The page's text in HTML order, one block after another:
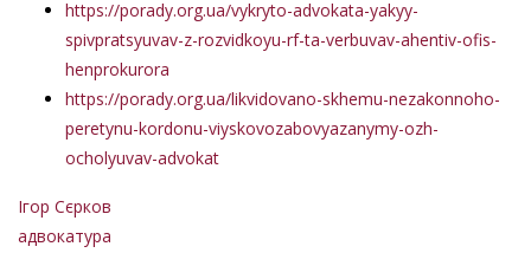
https://porady.org.ua/vykryto-advokata-yakyy-
spivpratsyuvav-z-rozvidkoyu-rf-ta-verbuvav-ahentiv-ofis-
henprokurora
https://porady.org.ua/likvidovano-skhemu-nezakonnoho-
peretynu-kordonu-viyskovozabovyazanymy-ozh-
ocholyuvav-advokat
Ігор Сєрков
адвокатура